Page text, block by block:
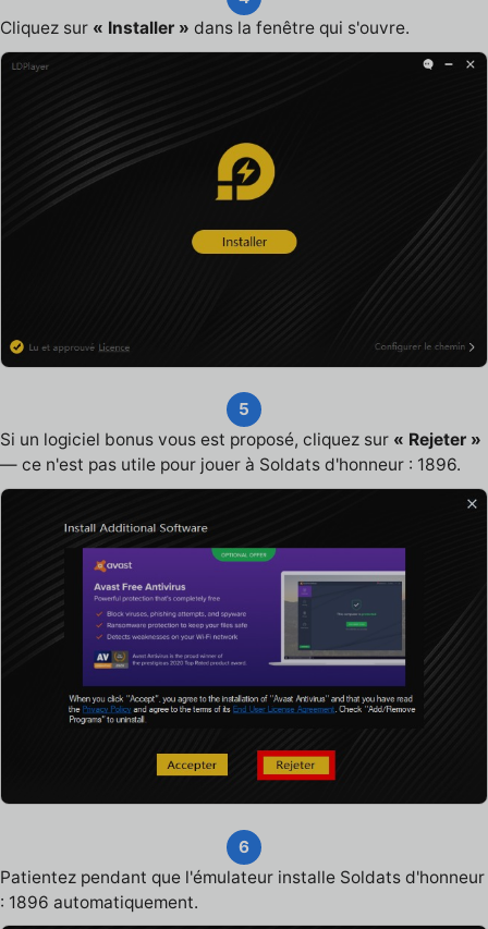
Cliquez sur « Installer » dans la fenêtre qui s'ouvre.
5
Si un logiciel bonus vous est proposé, cliquez sur « Rejeter »
— ce n'est pas utile pour jouer à Soldats d'honneur : 1896.
6
Patientez pendant que l'émulateur installe Soldats d'honneur
: 1896 automatiquement.